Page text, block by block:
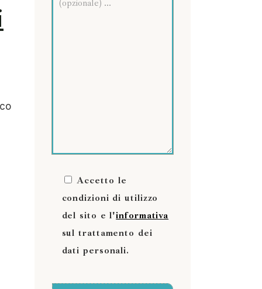
Accetto le
condizioni di utilizzo
del sito e l'informativa
sul trattamento dei
dati personali.